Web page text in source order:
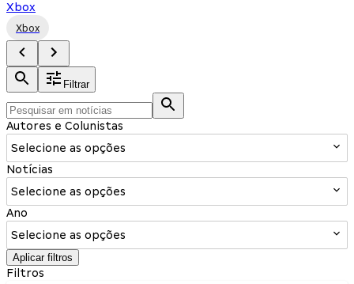
Xbox
Xbox
Filtrar
Autores e Colunistas
Selecione as opções
Notícias
Selecione as opções
Ano
Selecione as opções
Aplicar filtros
Filtros